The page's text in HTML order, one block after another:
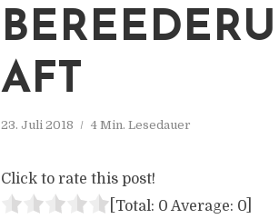
AFT
23. Juli 2018 4 Min. Lesedauer
Click to rate this post!
[Total: 0 Average: 0